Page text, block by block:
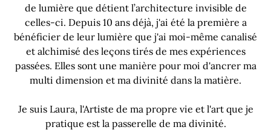
de lumière que détient l’architecture invisible de
celles-ci. Depuis 10 ans déjà, j'ai été la première a
bénéficier de leur lumière que j'ai moi-même canalisé
et alchimisé des leçons tirés de mes expériences
passées. Elles sont une manière pour moi d'ancrer ma
multi dimension et ma divinité dans la matière.
Je suis Laura, l'Artiste de ma propre vie et l'art que je
pratique est la passerelle de ma divinité.